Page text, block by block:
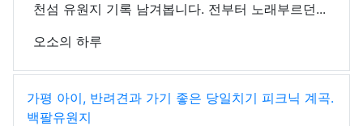
천섬 유원지 기록 남겨봅니다. 전부터 노래부르던...
오소의 하루
가평 아이, 반려견과 가기 좋은 당일치기 피크닉 계곡.
백팔유원지